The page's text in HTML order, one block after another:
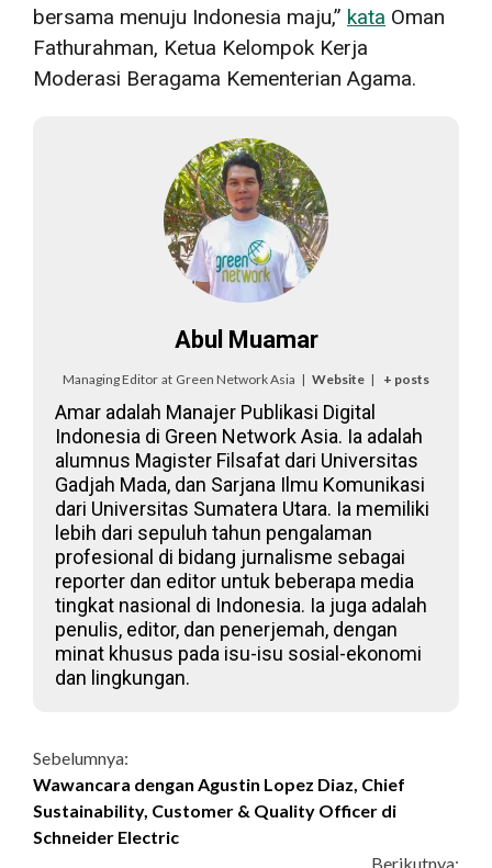
bersama menuju Indonesia maju,” kata Oman
Fathurahman, Ketua Kelompok Kerja
Moderasi Beragama Kementerian Agama.
Abul Muamar
Managing Editor at Green Network Asia | Website | + posts
Amar adalah Manajer Publikasi Digital
Indonesia di Green Network Asia. Ia adalah
alumnus Magister Filsafat dari Universitas
Gadjah Mada, dan Sarjana Ilmu Komunikasi
dari Universitas Sumatera Utara. Ia memiliki
lebih dari sepuluh tahun pengalaman
profesional di bidang jurnalisme sebagai
reporter dan editor untuk beberapa media
tingkat nasional di Indonesia. Ia juga adalah
penulis, editor, dan penerjemah, dengan
minat khusus pada isu-isu sosial-ekonomi
dan lingkungan.
Continue
Reading
Sebelumnya:
Wawancara dengan Agustin Lopez Diaz, Chief
Sustainability, Customer & Quality Officer di
Schneider Electric
Berikutnya: